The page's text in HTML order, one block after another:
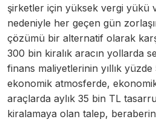
şirketler için yüksek vergi yükü
nedeniyle her geçen gün
çözümü bir alternatif olarak
300 bin kiralık aracın yollarda
finans maliyetlerinin yıllık yüzde
ekonomik atmosferde,
araçlarda aylık 35 bin TL
kiralamaya olan talep,